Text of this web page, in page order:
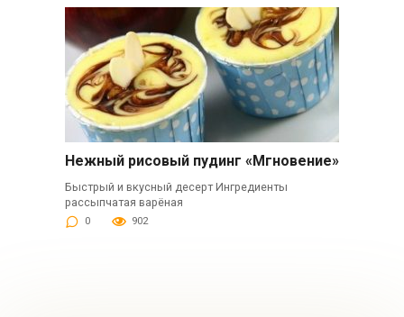
Нежный рисовый пудинг «Мгновение»
Быстрый и вкусный десерт Ингредиенты
рассыпчатая варёная
0 902